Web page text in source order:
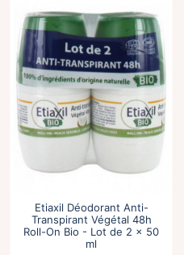
Etiaxil Déodorant Anti-
Transpirant Végétal 48h
Roll-On Bio - Lot de 2 x 50
ml